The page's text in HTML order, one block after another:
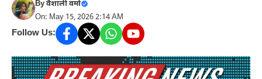
Byवैशाली वर्मा
On: May 15, 2026 2:14 AM
Follow Us: